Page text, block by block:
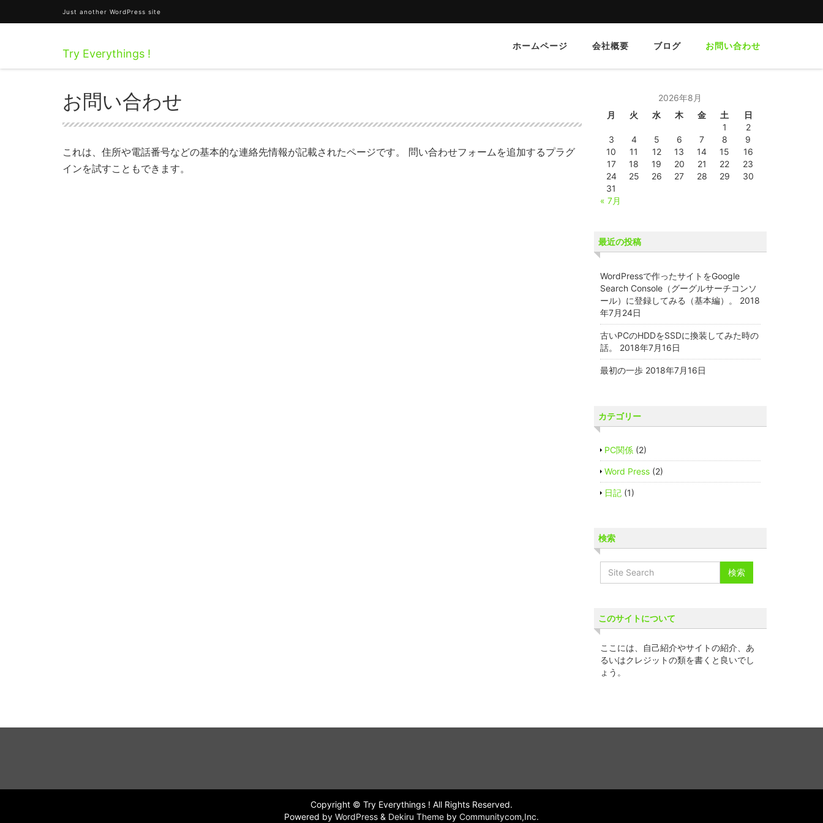
Just another WordPress site
Try Everythings !
ホームページ 会社概要 ブログ お問い合わせ
HOME お問い合わせ
お問い合わせ
これは、住所や電話番号などの基本的な連絡先情報が記載されたページです。 問い合わせフォームを追加するプラグ
インを試すこともできます。
2026年8月
月
火 水 木 金 土
日
1
2
3
4 5 6 7 8
9
10
11 12 13 14 15
16
17
18 19 20 21 22
23
24
25 26 27 28 29
30
31
« 7月
最近の投稿
WordPressで作ったサイトをGoogle
Search Console（グーグルサーチコンソ
ール）に登録してみる（基本編）。
2018
年7月24日
古いPCのHDDをSSDに換装してみた時の
話。
2018年7月16日
最初の一歩 2018年7月16日
カテゴリー
PC関係(2)
Word Press(2)
日記(1)
検索
このサイトについて
ここには、自己紹介やサイトの紹介、あ
るいはクレジットの類を書くと良いでし
ょう。
Copyright © Try Everythings ! All Rights Reserved.
Powered by WordPress & Dekiru Theme by Communitycom,Inc.